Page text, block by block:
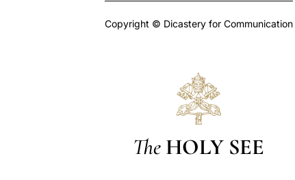
Copyright © Dicastery for Communication
The HOLY SEE